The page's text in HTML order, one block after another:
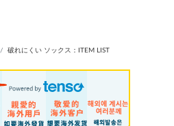
破れにくい ソックス：ITEM LIST